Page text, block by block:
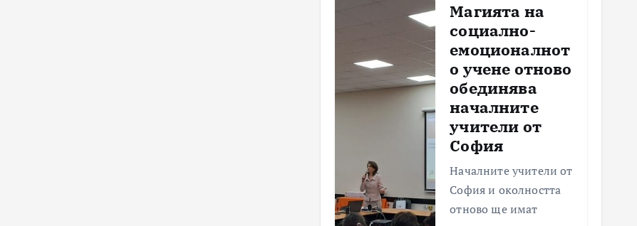
Магията на
социално-
емоционалнот
о учене отново
обединява
началните
учители от
София
Началните учители от
София и околността
отново ще имат